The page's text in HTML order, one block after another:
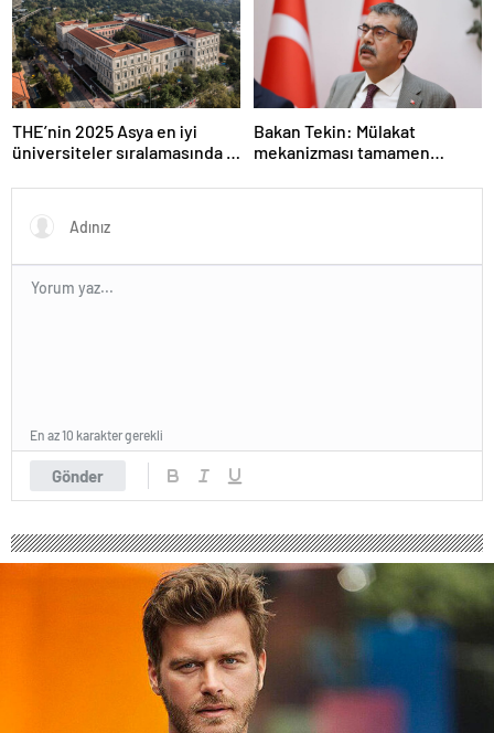
THE’nin 2025 Asya en iyi
üniversiteler sıralamasında 4
girdi
Bakan Tekin: Mülakat
mekanizması tamamen
Gönder
En az 10 karakter gerekli